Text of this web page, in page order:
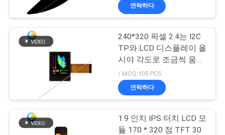
연락하다
240*320 픽셀 2.4는 I2C
TP와 LCD 디스플레이 올
시야 각도로 조금씩 움직
입니다
/ MOQ:100 PCS
연락하다
1.9 인치 IPS 터치 LCD 모
듈 170 * 320 점 TFT 30